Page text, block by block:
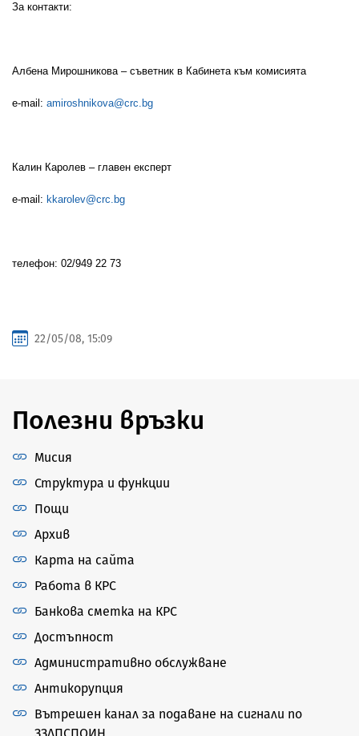
За контакти:
Албена Мирoшникова – съветник в Кабинета към комисията
e-mail: amiroshnikova@crc.bg
Калин Каролев – главен експерт
e-mail: kkarolev@crc.bg
телефон: 02/949 22 73
22/05/08, 15:09
Полезни връзки
Мисия
Структура и функции
Пощи
Архив
Карта на сайта
Работа в КРС
Банкова сметка на КРС
Достъпност
Административно обслужване
Антикорупция
Вътрешен канал за подаване на сигнали по